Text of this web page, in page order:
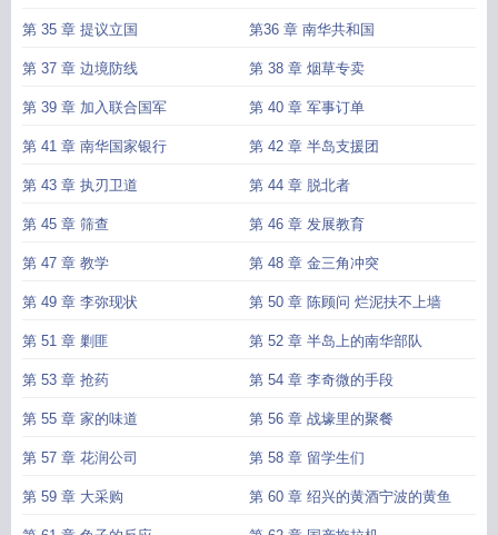
第 35 章 提议立国 第36 章 南华共和国
第 37 章 边境防线 第 38 章 烟草专卖
第 39 章 加入联合国军 第 40 章 军事订单
第 41 章 南华国家银行 第 42 章 半岛支援团
第 43 章 执刃卫道 第 44 章 脱北者
第 45 章 筛查 第 46 章 发展教育
第 47 章 教学 第 48 章 金三角冲突
第 49 章 李弥现状 第 50 章 陈顾问 烂泥扶不上墙
第 51 章 剿匪 第 52 章 半岛上的南华部队
第 53 章 抢药 第 54 章 李奇微的手段
第 55 章 家的味道 第 56 章 战壕里的聚餐
第 57 章 花润公司 第 58 章 留学生们
第 59 章 大采购 第 60 章 绍兴的黄酒宁波的黄鱼